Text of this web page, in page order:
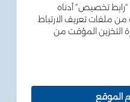
الشروط والاحكام
سياسة الخصوصية
سياسة ملفات تعريف الارتباط
تخصيص” أدناه
ملفات تعريف الارتباط
المؤقت من
الموقع